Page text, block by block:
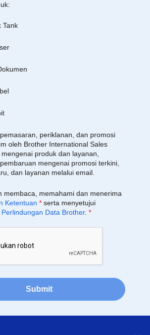
Tank
periklanan, dan promosi
oleh Brother International Sales
produk dan layanan,
mengenai promosi terkini,
dan layanan melalui email.
membaca, memahami dan menerima
Ketentuan * serta menyetujui
Data Brother. *
Submit